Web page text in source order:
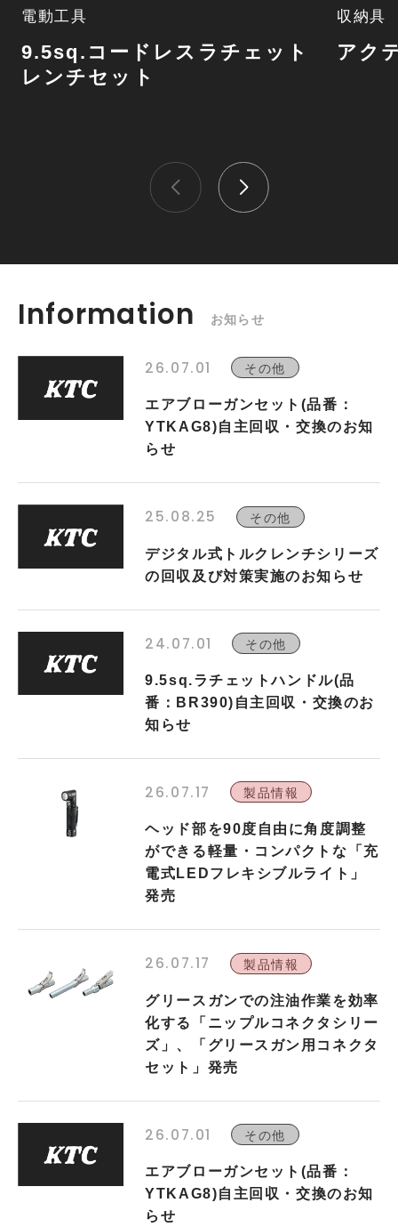
電動工具
9.5sq.コードレスラチェット
レンチセット
収納具
アク
Information お知らせ
26.07.01 その他
エアブローガンセット(品番：
YTKAG8)自主回収・交換のお知
らせ
25.08.25 その他
デジタル式トルクレンチシリーズ
の回収及び対策実施のお知らせ
24.07.01 その他
9.5sq.ラチェットハンドル(品
番：BR390)自主回収・交換のお
知らせ
26.07.17 製品情報
ヘッド部を90度自由に角度調整
ができる軽量・コンパクトな「充
電式LEDフレキシブルライト」
発売
26.07.17 製品情報
グリースガンでの注油作業を効率
化する「ニップルコネクタシリー
ズ」、「グリースガン用コネクタ
セット」発売
26.07.01 その他
エアブローガンセット(品番：
YTKAG8)自主回収・交換のお知
らせ